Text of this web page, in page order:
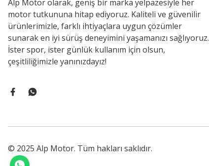
Alp Motor olarak, geniş bir marka yelpazesiyle her
motor tutkununa hitap ediyoruz. Kaliteli ve güvenilir
ürünlerimizle, farklı ihtiyaçlara uygun çözümler
sunarak en iyi sürüş deneyimini yaşamanızı sağlıyoruz.
İster spor, ister günlük kullanım için olsun,
çeşitliliğimizle yanınızdayız!
© 2025 Alp Motor. Tüm hakları saklıdır.